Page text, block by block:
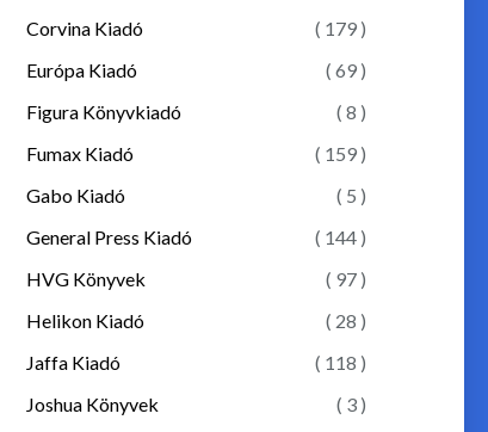
Corvina Kiadó
( 179 )
Európa Kiadó
( 69 )
Figura Könyvkiadó
( 8 )
Fumax Kiadó
( 159 )
Gabo Kiadó
( 5 )
General Press Kiadó
( 144 )
HVG Könyvek
( 97 )
Helikon Kiadó
( 28 )
Jaffa Kiadó
( 118 )
Joshua Könyvek
( 3 )